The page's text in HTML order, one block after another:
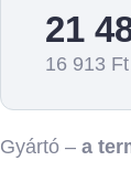
21
16 913
Gyártó – a